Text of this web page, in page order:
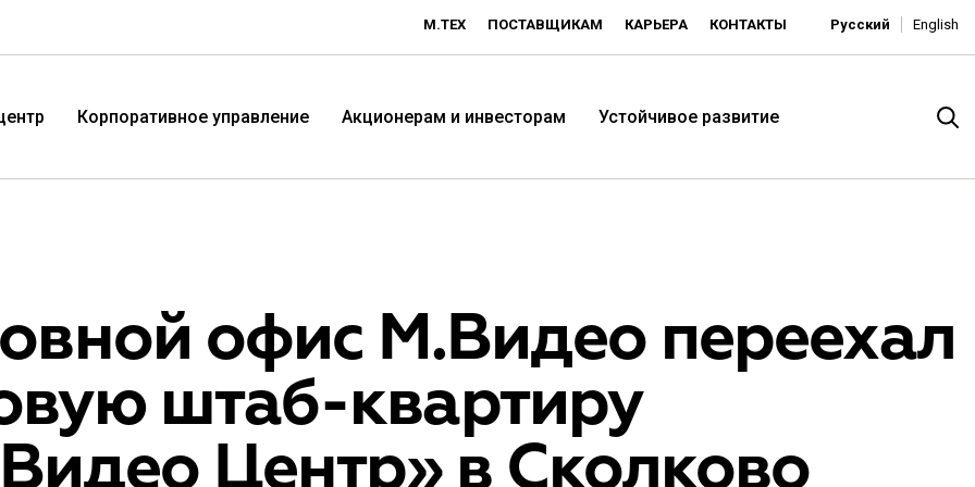
М.ТЕХ ПОСТАВЩИКАМ КАРЬЕРА КОНТАКТЫ Русский English
Технологичная розничная
компания «М.Видео»
Территория низких цен -
«Эльдорадо»
Корпоративное управление Акционерам и инвесторам Устойчивое развитие
офис М.Видео переехал
штаб-квартиру
Центр» в Сколково